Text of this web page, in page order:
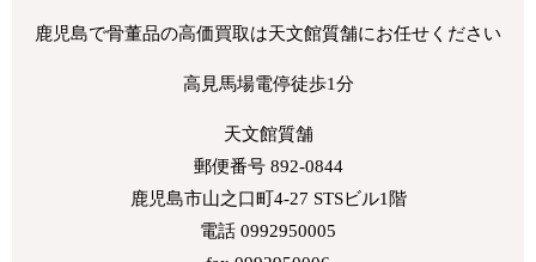
鹿児島で骨董品の高価買取は天文館質舗にお任せください
高見馬場電停徒歩1分
天文館質舗
郵便番号 892-0844
鹿児島市山之口町4-27 STSビル1階
電話 0992950005